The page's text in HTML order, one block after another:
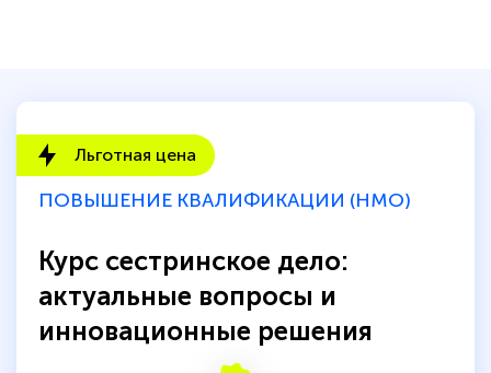
Льготная цена
ПОВЫШЕНИЕ КВАЛИФИКАЦИИ (НМО)
Курс сестринское дело:
актуальные вопросы и
инновационные решения